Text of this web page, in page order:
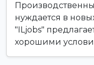
нуждается в
"ILjobs"
хорошими